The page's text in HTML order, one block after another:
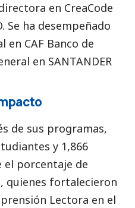
en CreaCode
Se ha desempeñado
en CAF Banco de
en SANTANDER
de sus programas,
y 1,866
el porcentaje de
quienes fortalecieron
Lectora en el